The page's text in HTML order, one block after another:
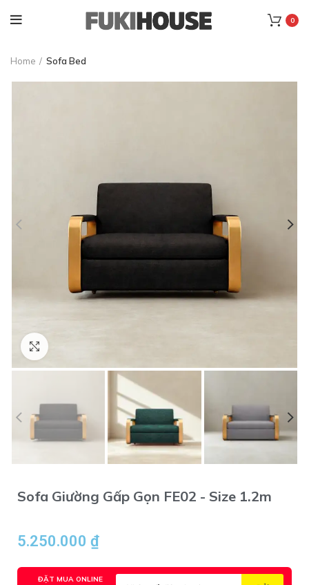
0
Home Sofa Bed
Sofa Giường Gấp Gọn FE02 - Size 1.2m
5.250.000 ₫
ĐẶT MUA ONLINE